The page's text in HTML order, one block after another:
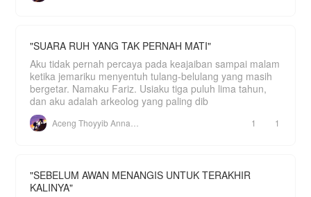
"SUARA RUH YANG TAK PERNAH MATI"
Aku tidak pernah percaya pada keajaiban sampai malam
ketika jemariku menyentuh tulang-belulang yang masih
bergetar. Namaku Fariz. Usiaku tiga puluh lima tahun,
dan aku adalah arkeolog yang paling dib
1 1
"SEBELUM AWAN MENANGIS UNTUK TERAKHIR
KALINYA"